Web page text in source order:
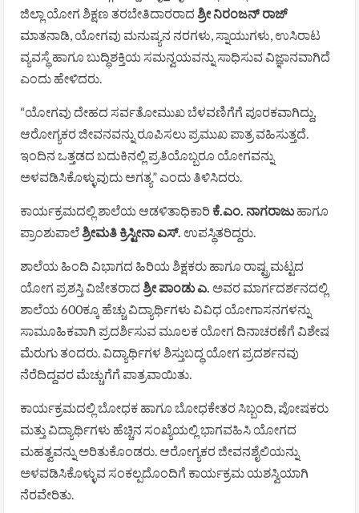
ಜಿಲ್ಲಾ ಯೋಗ ಶಿಕ್ಷಣ ತರಬೇತಿದಾರರಾದ ಶ್ರೀ ನಿರಂಜನ್ ರಾಜ್
ಮಾತನಾಡಿ, ಯೋಗವು ಮನುಷ್ಯನ ನರಗಳು, ಸ್ನಾಯುಗಳು, ಉಸಿರಾಟ
ವ್ಯವಸ್ಥೆ ಹಾಗೂ ಬುದ್ಧಿಶಕ್ತಿಯ ಸಮನ್ವಯವನ್ನು ಸಾಧಿಸುವ ವಿಜ್ಞಾನವಾಗಿದೆ
ಎಂದು ಹೇಳಿದರು.
“ಯೋಗವು ದೇಹದ ಸರ್ವತೋಮುಖ ಬೆಳವಣಿಗೆಗೆ ಪೂರಕವಾಗಿದ್ದು,
ಆರೋಗ್ಯಕರ ಜೀವನವನ್ನು ರೂಪಿಸಲು ಪ್ರಮುಖ ಪಾತ್ರ ವಹಿಸುತ್ತದೆ.
ಇಂದಿನ ಒತ್ತಡದ ಬದುಕಿನಲ್ಲಿ ಪ್ರತಿಯೊಬ್ಬರೂ ಯೋಗವನ್ನು
ಅಳವಡಿಸಿಕೊಳ್ಳುವುದು ಅಗತ್ಯ” ಎಂದು ತಿಳಿಸಿದರು.
ಕಾರ್ಯಕ್ರಮದಲ್ಲಿ ಶಾಲೆಯ ಆಡಳಿತಾಧಿಕಾರಿ ಕೆ.ಎಂ. ನಾಗರಾಜು ಹಾಗೂ
ಪ್ರಾಂಶುಪಾಲೆಶ್ರೀಮತಿ ಕ್ರಿಸ್ಟೀನಾ ಎಸ್. ಉಪಸ್ಥಿತರಿದ್ದರು.
ಶಾಲೆಯ ಹಿಂದಿ ವಿಭಾಗದ ಹಿರಿಯ ಶಿಕ್ಷಕರು ಹಾಗೂ ರಾಷ್ಟ್ರಮಟ್ಟದ
ಯೋಗ ಪ್ರಶಸ್ತಿ ವಿಜೇತರಾದ ಶ್ರೀ ಪಾಂಡು ಎ. ಅವರ ಮಾರ್ಗದರ್ಶನದಲ್ಲಿ
ಶಾಲೆಯ 600ಕ್ಕೂ ಹೆಚ್ಚು ವಿದ್ಯಾರ್ಥಿಗಳು ವಿವಿಧ ಯೋಗಾಸನಗಳನ್ನು
ಸಾಮೂಹಿಕವಾಗಿ ಪ್ರದರ್ಶಿಸುವ ಮೂಲಕ ಯೋಗ ದಿನಾಚರಣೆಗೆ ವಿಶೇಷ
ಮೆರುಗು ತಂದರು. ವಿದ್ಯಾರ್ಥಿಗಳ ಶಿಸ್ತುಬದ್ಧ ಯೋಗ ಪ್ರದರ್ಶನವು
ನೆರೆದಿದ್ದವರ ಮೆಚ್ಚುಗೆಗೆ ಪಾತ್ರವಾಯಿತು.
ಕಾರ್ಯಕ್ರಮದಲ್ಲಿ ಬೋಧಕ ಹಾಗೂ ಬೋಧಕೇತರ ಸಿಬ್ಬಂದಿ, ಪೋಷಕರು
ಮತ್ತು ವಿದ್ಯಾರ್ಥಿಗಳು ಹೆಚ್ಚಿನ ಸಂಖ್ಯೆಯಲ್ಲಿ ಭಾಗವಹಿಸಿ ಯೋಗದ
ಮಹತ್ವವನ್ನು ಅರಿತುಕೊಂಡರು. ಆರೋಗ್ಯಕರ ಜೀವನಶೈಲಿಯನ್ನು
ಅಳವಡಿಸಿಕೊಳ್ಳುವ ಸಂಕಲ್ಪದೊಂದಿಗೆ ಕಾರ್ಯಕ್ರಮ ಯಶಸ್ವಿಯಾಗಿ
ನೆರವೇರಿತು.